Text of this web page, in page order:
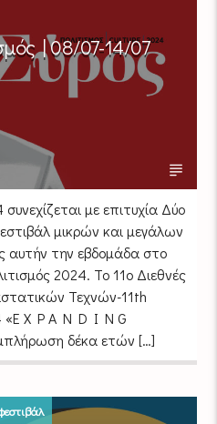
| 08/07-14/07
με επιτυχία Δύο
μικρών και μεγάλων
αυτήν την εβδομάδα στο
2024. Το 11ο Διεθνές
Τεχνών-11th
X P A N D I N G
δέκα ετών […]